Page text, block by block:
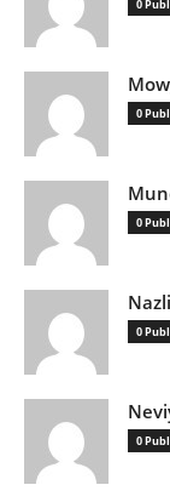
0
0
0
0
0